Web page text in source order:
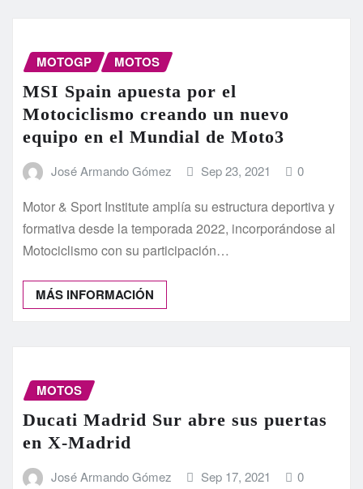
MOTOGP MOTOS
MSI Spain apuesta por el
Motociclismo creando un nuevo
equipo en el Mundial de Moto3
José Armando Gómez Sep 23, 2021 0
Motor & Sport Institute amplía su estructura deportiva y
formativa desde la temporada 2022, incorporándose al
Motociclismo con su participación…
MÁS INFORMACIÓN
MOTOS
Ducati Madrid Sur abre sus puertas
en X-Madrid
José Armando Gómez Sep 17, 2021 0